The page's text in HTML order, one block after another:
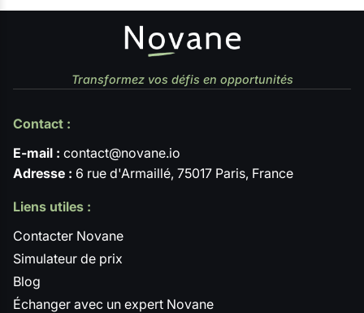
Transformez vos défis en opportunités
Contact :
E-mail : contact@novane.io
Adresse : 6 rue d'Armaillé, 75017 Paris, France
Liens utiles :
Contacter Novane
Simulateur de prix
Blog
Échanger avec un expert Novane